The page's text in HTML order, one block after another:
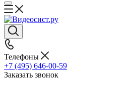
Телефоны
+7 (495) 646-00-59
Заказать звонок